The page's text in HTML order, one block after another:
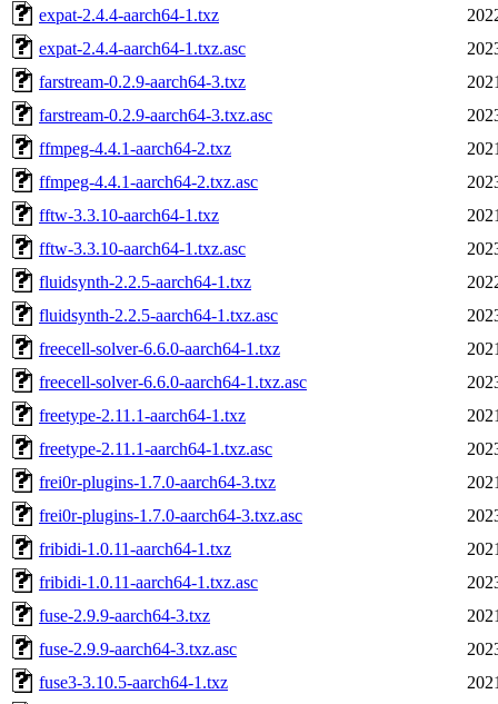
expat-2.4.4-aarch64-1.txz
expat-2.4.4-aarch64-1.txz.asc
farstream-0.2.9-aarch64-3.txz
farstream-0.2.9-aarch64-3.txz.asc
ffmpeg-4.4.1-aarch64-2.txz
ffmpeg-4.4.1-aarch64-2.txz.asc
fftw-3.3.10-aarch64-1.txz
fftw-3.3.10-aarch64-1.txz.asc
fluidsynth-2.2.5-aarch64-1.txz
fluidsynth-2.2.5-aarch64-1.txz.asc
freecell-solver-6.6.0-aarch64-1.txz
freecell-solver-6.6.0-aarch64-1.txz.asc
freetype-2.11.1-aarch64-1.txz
freetype-2.11.1-aarch64-1.txz.asc
frei0r-plugins-1.7.0-aarch64-3.txz
frei0r-plugins-1.7.0-aarch64-3.txz.asc
fribidi-1.0.11-aarch64-1.txz
fribidi-1.0.11-aarch64-1.txz.asc
fuse-2.9.9-aarch64-3.txz
fuse-2.9.9-aarch64-3.txz.asc
fuse3-3.10.5-aarch64-1.txz